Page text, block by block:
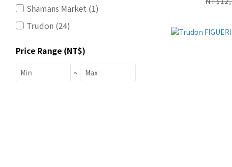
Shamans Market (1)
Trudon (24)
Price Range (NT$)
~